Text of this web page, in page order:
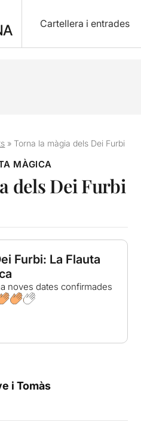
Cartellera i entrades
»Torna la màgia dels Dei Furbi
MÀGICA
dels Dei Furbi
Furbi: La Flauta
noves dates confirmades
i Tomàs